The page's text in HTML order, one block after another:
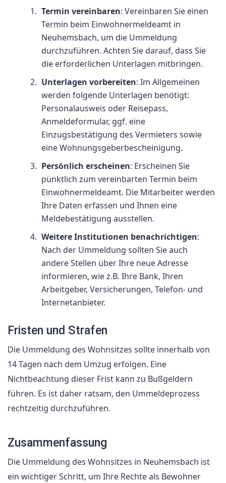
Termin vereinbaren: Vereinbaren Sie einen
Termin beim Einwohnermeldeamt in
Neuhemsbach, um die Ummeldung
durchzuführen. Achten Sie darauf, dass Sie
die erforderlichen Unterlagen mitbringen.
Unterlagen vorbereiten: Im Allgemeinen
werden folgende Unterlagen benötigt:
Personalausweis oder Reisepass,
Anmeldeformular, ggf. eine
Einzugsbestätigung des Vermieters sowie
eine Wohnungsgeberbescheinigung.
Persönlich erscheinen: Erscheinen Sie
pünktlich zum vereinbarten Termin beim
Einwohnermeldeamt. Die Mitarbeiter werden
Ihre Daten erfassen und Ihnen eine
Meldebestätigung ausstellen.
Weitere Institutionen benachrichtigen:
Nach der Ummeldung sollten Sie auch
andere Stellen über Ihre neue Adresse
informieren, wie z.B. Ihre Bank, Ihren
Arbeitgeber, Versicherungen, Telefon- und
Internetanbieter.
Fristen und Strafen
Die Ummeldung des Wohnsitzes sollte innerhalb von
14 Tagen nach dem Umzug erfolgen. Eine
Nichtbeachtung dieser Frist kann zu Bußgeldern
führen. Es ist daher ratsam, den Ummeldeprozess
rechtzeitig durchzuführen.
Zusammenfassung
Die Ummeldung des Wohnsitzes in Neuhemsbach ist
ein wichtiger Schritt, um Ihre Rechte als Bewohner